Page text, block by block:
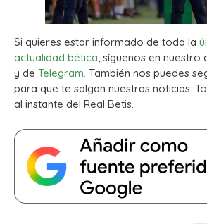
Si quieres estar informado de toda la
actualidad bética, síguenos en nuestro
y de Telegram. También nos puedes
para que te salgan nuestras noticias.
al instante del Real Betis.